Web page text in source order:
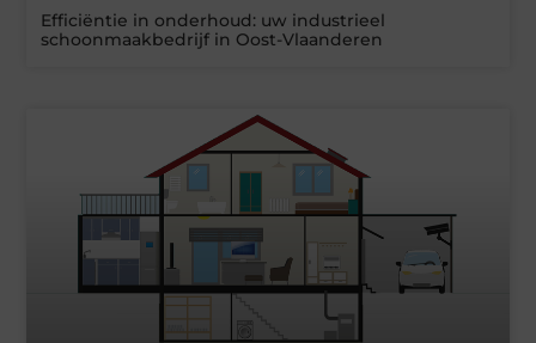
Efficiëntie in onderhoud: uw industrieel
schoonmaakbedrijf in Oost-Vlaanderen